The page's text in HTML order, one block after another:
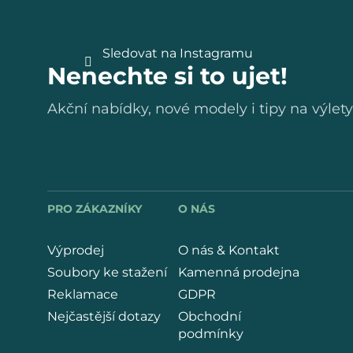
Sledovat na Instagramu
Nenechte si to ujet!
Akční nabídky, nové modely i tipy na výlety
PRO ZÁKAZNÍKY
Výprodej
Soubory ke stažení
Reklamace
Nejčastější dotazy
O NÁS
O nás & Kontakt
Kamenná prodejna
GDPR
Obchodní
podmínky